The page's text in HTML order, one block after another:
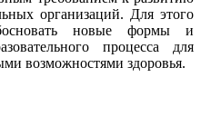
организаций. Для этого
новые формы и
процесса для
возможностями здоровья.